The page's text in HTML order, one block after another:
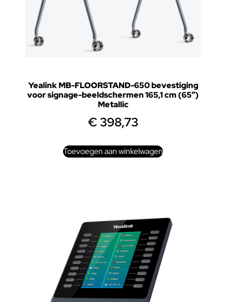
Yealink MB-FLOORSTAND-650 bevestiging
voor signage-beeldschermen 165,1 cm (65″)
Metallic
€398,73
Toevoegen aan winkelwagen